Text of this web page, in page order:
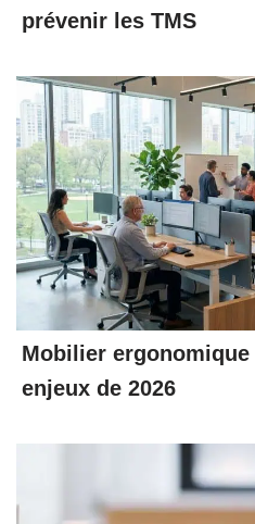
prévenir les TMS
Mobilier
enjeux de 2026